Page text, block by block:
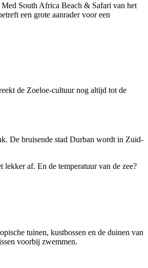
South Africa Beach & Safari van het
een grote aanrader voor een
de Zoeloe-cultuur nog altijd tot de
De bruisende stad Durban wordt in Zuid-
lekker af. En de temperatuur van de zee?
tuinen, kustbossen en de duinen van
voorbij zwemmen.